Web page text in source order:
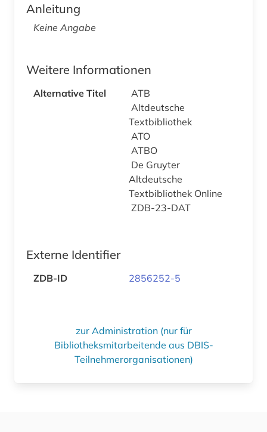
Anleitung
Keine Angabe
Weitere Informationen
Alternative Titel
ATB
Altdeutsche
Textbibliothek
ATO
ATBO
De Gruyter
Altdeutsche
Textbibliothek Online
ZDB-23-DAT
Externe Identifier
ZDB-ID 2856252-5
zur Administration (nur für
Bibliotheksmitarbeitende aus DBIS-
Teilnehmerorganisationen)